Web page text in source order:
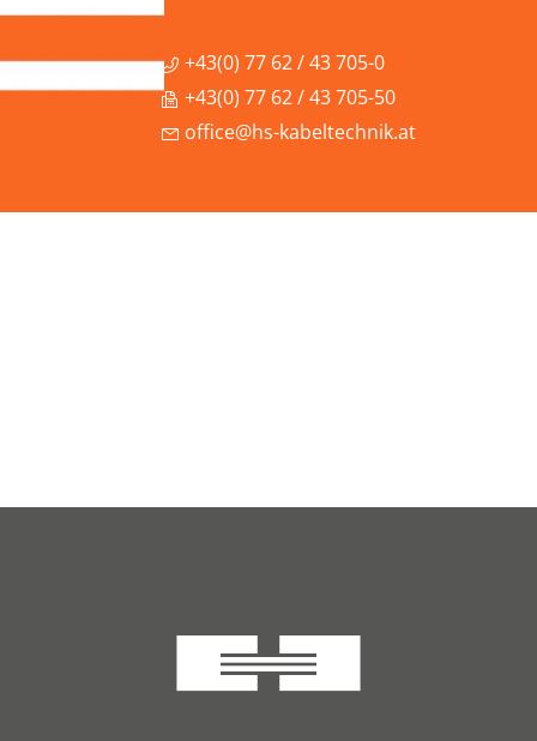
+43(0) 77 62 / 43 705-0
+43(0) 77 62 / 43 705-50
office@hs-kabeltechnik.at